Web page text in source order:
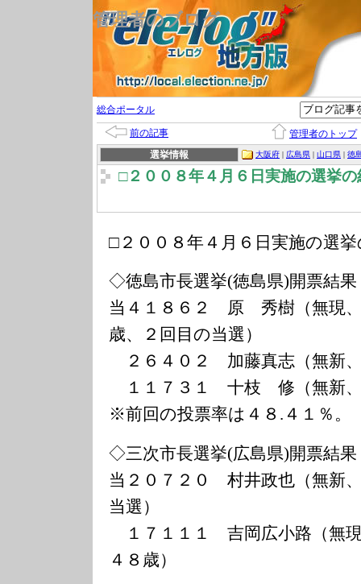
管理者のブログ
総合ポータル
前の記事
管理者のトップ
選挙情報
大阪府 | 広島県 | 山口県 | 徳
□２００８年４月６日実施の選挙の
□２００８年４月６日実施の選
◇徳島市長選挙(徳島県)開票結
当４１８６２ 原 秀樹（無現、
歳、２回目の当選）
２６４０２ 加藤真志（無新
１１７３１ 十枝 修（無新、
※前回の投票率は４８.４１％。
◇三次市長選挙(広島県)開票結
当２０７２０ 村井政也（無新
当選）
１７１１１ 吉岡広小路（無
４８歳）